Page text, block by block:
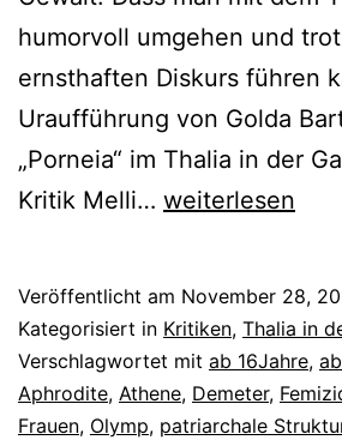
humorvoll umgehen und
ernsthaften Diskurs führen
Uraufführung von Golda
„Porneia“ im Thalia in der
Kritik Melli… Porneia
weiterlesen
Veröffentlicht am November 28,
Kategorisiert in Kritiken, Thalia in
Verschlagwortet mit ab 16Jahre,
Aphrodite, Athene, Demeter,
Frauen, Olymp, patriarchale